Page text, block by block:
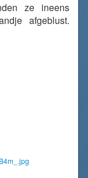
ze ineens
afgeblust.